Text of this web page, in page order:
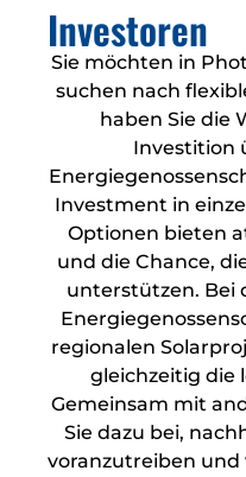
Investoren
Sie möchten in
suchen nach
haben Sie die
Investition
Investment in
Optionen bieten
und die Chance,
unterstützen. Bei
regionalen
gleichzeitig die
Gemeinsam mit
Sie dazu bei,
voranzutreiben und